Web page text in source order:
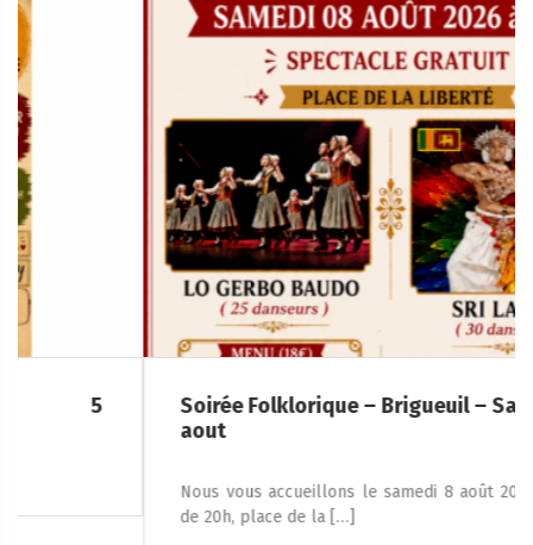
Soirée Folklorique – Brigueuil – Samedi 08
Nous vous accueillons le samedi 8 août 2026, à partir
de 20h, place de la […]